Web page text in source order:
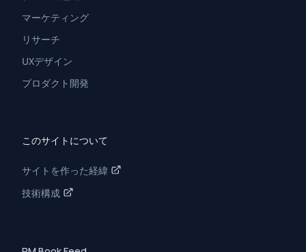
マーケティング
リサーチ
UXデザイン
プロダクト開発
このサイトについて
サイトを作った経緯
技術構成